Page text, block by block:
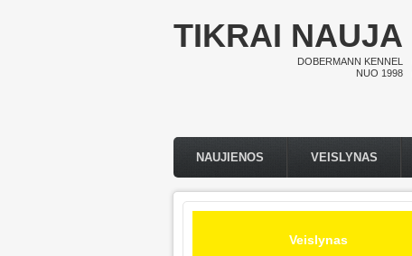
TIKRAI NAUJA
DOBERMANN KENNEL
NUO 1998
Pagrindinis meniu
NAUJIENOS VEISLYNAS
Veislynas